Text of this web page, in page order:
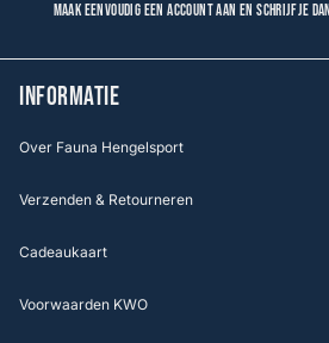
Maak eenvoudig een account aan en schrijf je
INFORMATIE
Over Fauna Hengelsport
Verzenden & Retourneren
Cadeaukaart
Voorwaarden KWO